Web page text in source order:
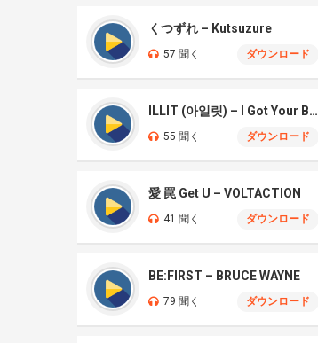
くつずれ – Kutsuzure
57 聞く ダウンロード
ILLIT (아일릿) – I Got Your Back
55 聞く ダウンロード
愛 罠 Get U – VOLTACTION
41 聞く ダウンロード
BE:FIRST – BRUCE WAYNE
79 聞く ダウンロード